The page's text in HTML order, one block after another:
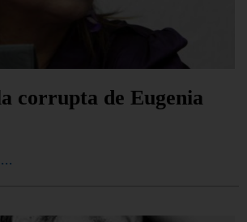
corrupta de Eugenia